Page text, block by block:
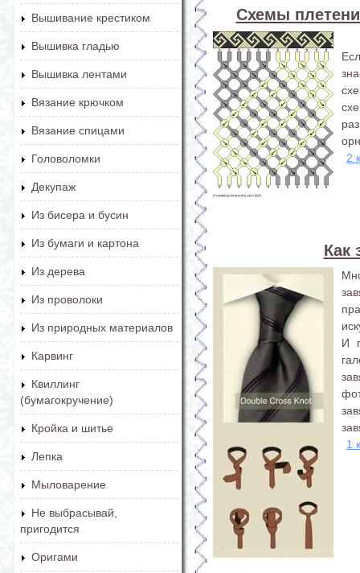
Вышивание крестиком
Вышивка гладью
Вышивка лентами
Вязание крючком
Вязание спицами
Головоломки
Декупаж
Из бисера и бусин
Из бумаги и картона
Из дерева
Из проволоки
Из природных материалов
Карвинг
Квиллинг
(бумагокручение)
Кройка и шитье
Лепка
Мыловарение
Не выбрасывай,
пригодится
Оригами
Схемы
2
Как
И
1